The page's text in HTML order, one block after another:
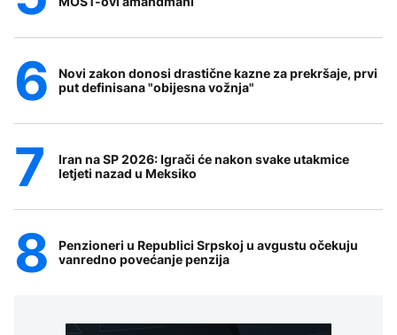
Novi zakon donosi drastične kazne za prekršaje, prvi
put definisana "obijesna vožnja"
Iran na SP 2026: Igrači će nakon svake utakmice
letjeti nazad u Meksiko
Penzioneri u Republici Srpskoj u avgustu očekuju
vanredno povećanje penzija